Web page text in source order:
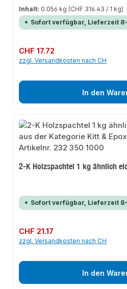
Inhalt: 0.056 kg (CHF 316.43 / 1 kg)
Sofort verfügbar, Lieferzeit 8-
Regulärer Preis:
CHF 17.72
zzgl. Versandkosten nach CH
In den
2-K Holzspachtel 1 kg ähnlich
Sofort verfügbar, Lieferzeit 8-
Regulärer Preis:
CHF 21.17
zzgl. Versandkosten nach CH
In den